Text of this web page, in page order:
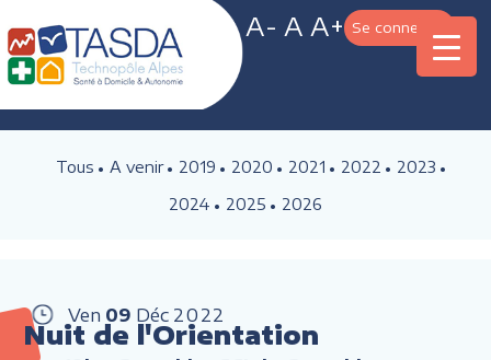
A- A A+ Se connecter
Tous A venir 2019 2020 2021 2022
2023
2024
2025 2026
Ven 09 Déc 2022
Nuit de l'Orientation